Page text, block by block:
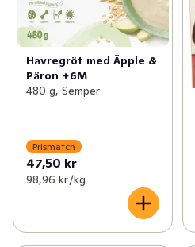
Havregröt med Äpple &
Päron +6M
480 g, Semper
Prismatch
47,50 kr
98,96 kr /kg